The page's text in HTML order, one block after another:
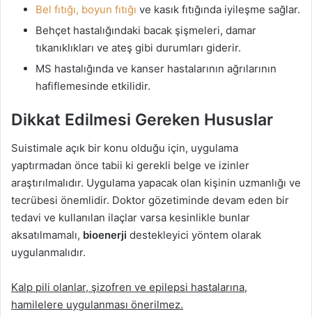
Bel fıtığı, boyun fıtığı ve kasık fıtığında iyileşme sağlar.
Behçet hastalığındaki bacak şişmeleri, damar
tıkanıklıkları ve ateş gibi durumları giderir.
MS hastalığında ve kanser hastalarının ağrılarının
hafiflemesinde etkilidir.
Dikkat Edilmesi Gereken Hususlar
Suistimale açık bir konu olduğu için, uygulama
yaptırmadan önce tabii ki gerekli belge ve izinler
araştırılmalıdır. Uygulama yapacak olan kişinin uzmanlığı ve
tecrübesi önemlidir. Doktor gözetiminde devam eden bir
tedavi ve kullanılan ilaçlar varsa kesinlikle bunlar
aksatılmamalı, bioenerji destekleyici yöntem olarak
uygulanmalıdır.
Kalp pili olanlar, şizofren ve epilepsi hastalarına,
hamilelere uygulanması önerilmez.